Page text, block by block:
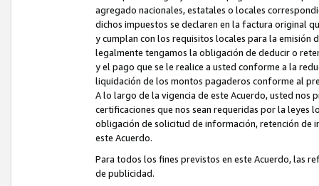
agregado nacionales, estatales o locales
dichos impuestos se declaren en la factura original
y cumplan con los requisitos locales para la emisión
legalmente tengamos la obligación de deducir o
y el pago que se le realice a usted conforme a la
liquidación de los montos pagaderos conforme al
A lo largo de la vigencia de este Acuerdo, usted
certificaciones que nos sean requeridas por la leyes
obligación de solicitud de información, retención de
este Acuerdo.
Para todos los fines previstos en este Acuerdo, las
de publicidad.